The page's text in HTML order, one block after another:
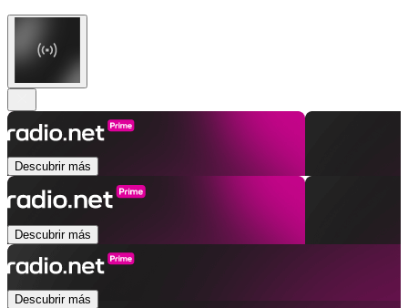
Descubrir más
Descubrir más
Descubrir más